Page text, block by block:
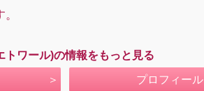
ワール)の情報をもっと見る
プロフィール